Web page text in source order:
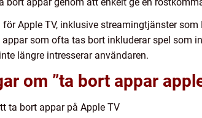
Apple TV, inklusive streamingtjänster
som ofta tas bort inkluderar spel som
längre intresserar användaren.
om ”ta bort appar
ta bort appar på Apple TV